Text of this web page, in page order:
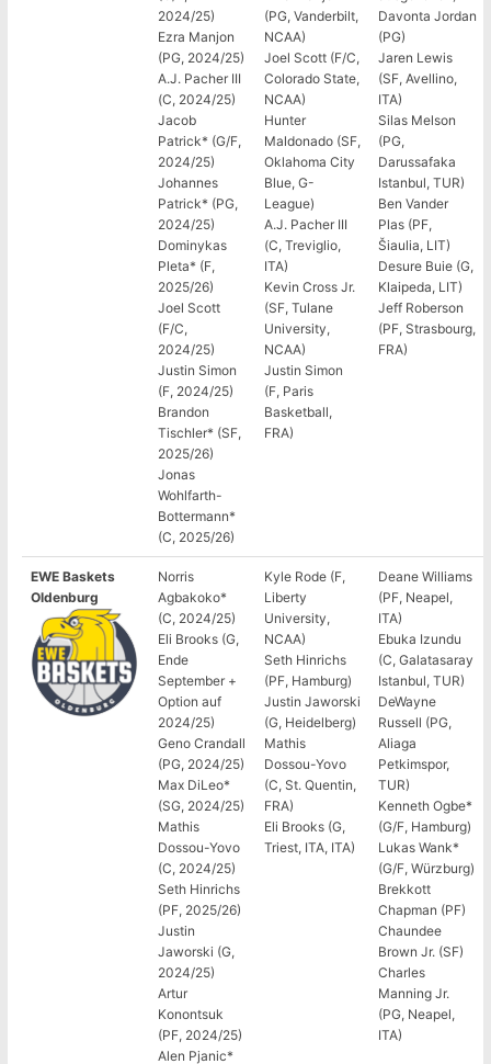
2024/25)
Ezra Manjon
(PG, 2024/25)
A.J. Pacher III
(C, 2024/25)
Jacob
Patrick* (G/F,
2024/25)
Johannes
Patrick* (PG,
2024/25)
Dominykas
Pleta* (F,
2025/26)
Joel Scott
(F/C,
2024/25)
Justin Simon
(F, 2024/25)
Brandon
Tischler* (SF,
2025/26)
Jonas
Wohlfarth-
Bottermann*
(C, 2025/26)
(PG, Vanderbilt,
NCAA)
Joel Scott (F/C,
Colorado State,
NCAA)
Hunter
Maldonado (SF,
Oklahoma City
Blue, G-
League)
A.J. Pacher III
(C, Treviglio,
ITA)
Kevin Cross Jr.
(SF, Tulane
University,
NCAA)
Justin Simon
(F, Paris
Basketball,
FRA)
Davonta Jordan
(PG)
Jaren Lewis
(SF, Avellino,
ITA)
Silas Melson
(PG,
Darussafaka
Istanbul, TUR)
Ben Vander
Plas (PF,
Šiaulia, LIT)
Desure Buie (G,
Klaipeda, LIT)
Jeff Roberson
(PF, Strasbourg,
FRA)
EWE Baskets
Oldenburg
Norris
Agbakoko*
(C, 2024/25)
Eli Brooks (G,
Ende
September +
Option auf
2024/25)
Geno Crandall
(PG, 2024/25)
Max DiLeo*
(SG, 2024/25)
Mathis
Dossou-Yovo
(C, 2024/25)
Seth Hinrichs
(PF, 2025/26)
Justin
Jaworski (G,
2024/25)
Artur
Konontsuk
(PF, 2024/25)
Alen Pjanic*
Kyle Rode (F,
Liberty
University,
NCAA)
Seth Hinrichs
(PF, Hamburg)
Justin Jaworski
(G, Heidelberg)
Mathis
Dossou-Yovo
(C, St. Quentin,
FRA)
Eli Brooks (G,
Triest, ITA, ITA)
Deane Williams
(PF, Neapel,
ITA)
Ebuka Izundu
(C, Galatasaray
Istanbul, TUR)
DeWayne
Russell (PG,
Aliaga
Petkimspor,
TUR)
Kenneth Ogbe*
(G/F, Hamburg)
Lukas Wank*
(G/F, Würzburg)
Brekkott
Chapman (PF)
Chaundee
Brown Jr. (SF)
Charles
Manning Jr.
(PG, Neapel,
ITA)